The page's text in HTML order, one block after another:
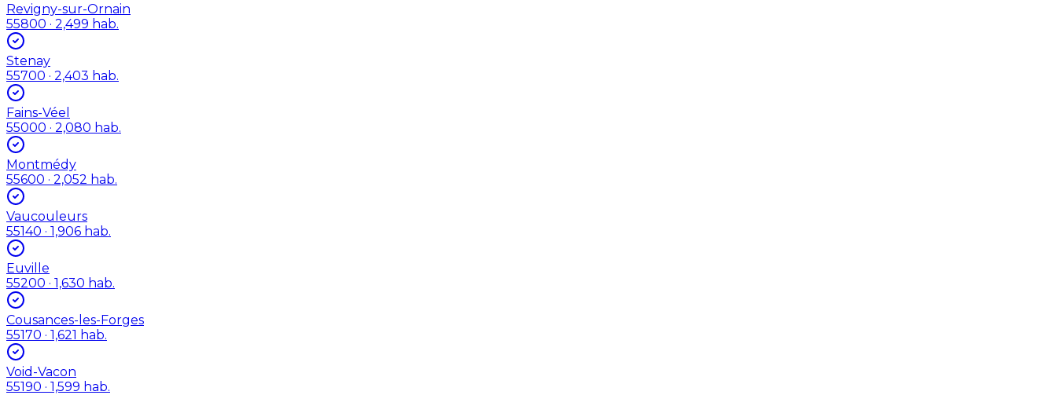
Revigny-sur-Ornain
55800 · 2,499 hab.
Stenay
55700 · 2,403 hab.
Fains-Véel
55000 · 2,080 hab.
Montmédy
55600 · 2,052 hab.
Vaucouleurs
55140 · 1,906 hab.
Euville
55200 · 1,630 hab.
Cousances-les-Forges
55170 · 1,621 hab.
Void-Vacon
55190 · 1,599 hab.